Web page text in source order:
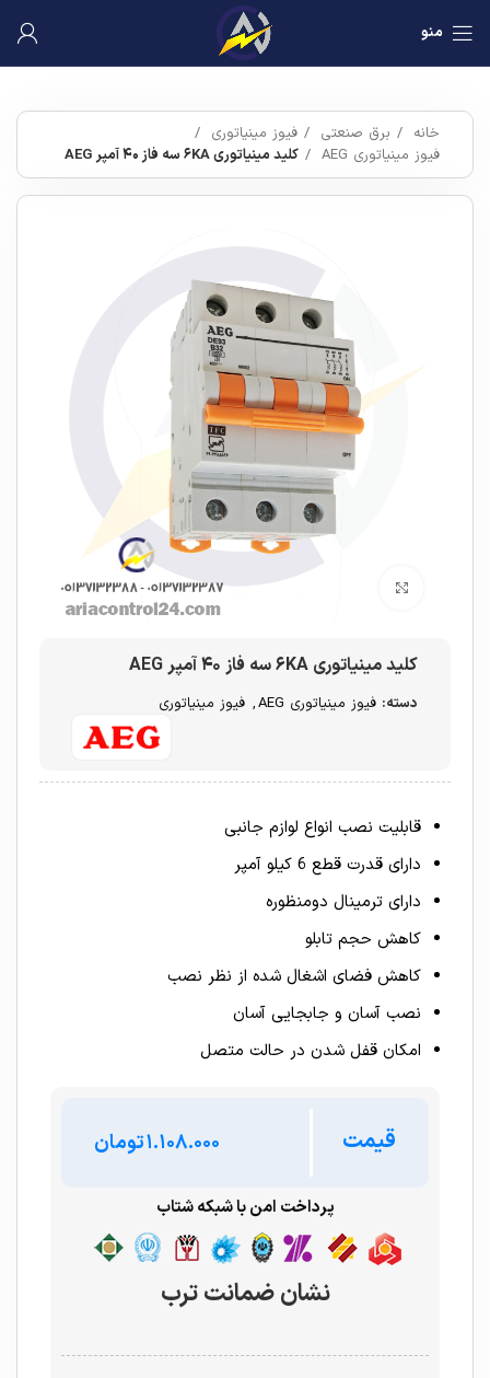
منو
خانه برق صنعتی
فیوز مینیاتوری
فیوز مینیاتوری AEG
کلید مینیاتوری ۶KA سه فاز ۴۰ آمپر AEG
کلید مینیاتوری ۶KA سه فاز ۴۰ آمپر AEG
دسته: فیوز مینیاتوری AEG , فیوز مینیاتوری
قابلیت نصب انواع لوازم جانبی
دارای قدرت قطع 6 کیلو آمپر
دارای ترمینال دومنظوره
کاهش حجم تابلو
کاهش فضای اشغال شده از نظر نصب
نصب آسان و جابجایی آسان
امکان قفل شدن در حالت متصل
قیمت تومان
پرداخت امن با شبکه شتاب
نشان ضمانت ترب